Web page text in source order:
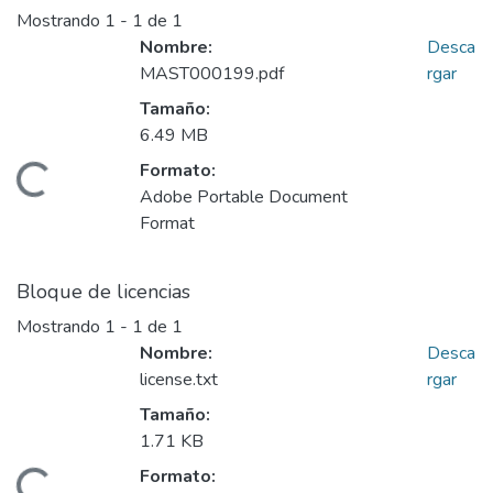
Mostrando 1 - 1 de 1
Cargando...
Nombre:
MAST000199.pdf
Tamaño:
6.49 MB
Formato:
Adobe Portable Document
Format
Desca
rgar
Bloque de licencias
Mostrando 1 - 1 de 1
Nombre:
license.txt
Tamaño:
1.71 KB
Formato:
Desca
rgar